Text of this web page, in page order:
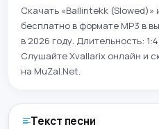
Скачать «Ballintekk (Slowed)»
бесплатно в формате MP3 в
в 2026 году. Длительность:
Слушайте Xvallarix онлайн и
на MuZal.Net.
Текст песни